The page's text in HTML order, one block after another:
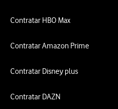
Contratar HBO Max
Contratar Amazon Prime
Contratar Disney plus
Contratar DAZN